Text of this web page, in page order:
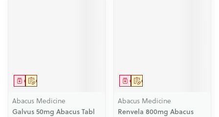
Op voorschrift
Geneesmiddel
Abacus Medicine
Galvus 50mg Abacus Tabl
Op voorschrift
Geneesmiddel
Abacus Medicine
Renvela 800mg Abacus